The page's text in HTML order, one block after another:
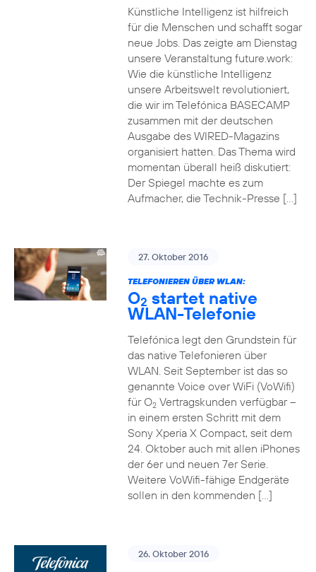
Künstliche Intelligenz ist hilfreich
für die Menschen und schafft sogar
neue Jobs. Das zeigte am Dienstag
unsere Veranstaltung future.work:
Wie die künstliche Intelligenz
unsere Arbeitswelt revolutioniert,
die wir im Telefónica BASECAMP
zusammen mit der deutschen
Ausgabe des WIRED-Magazins
organisiert hatten. Das Thema wird
momentan überall heiß diskutiert:
Der Spiegel machte es zum
Aufmacher, die Technik-Presse […]
27. Oktober 2016
TELEFONIEREN ÜBER WLAN:
O2 startet native
WLAN-Telefonie
Telefónica legt den Grundstein für
das native Telefonieren über
WLAN. Seit September ist das so
genannte Voice over WiFi (VoWifi)
für O2Vertragskunden verfügbar –
in einem ersten Schritt mit dem
Sony Xperia X Compact, seit dem
24. Oktober auch mit allen iPhones
der 6er und neuen 7er Serie.
Weitere VoWifi-fähige Endgeräte
sollen in den kommenden […]
26. Oktober 2016